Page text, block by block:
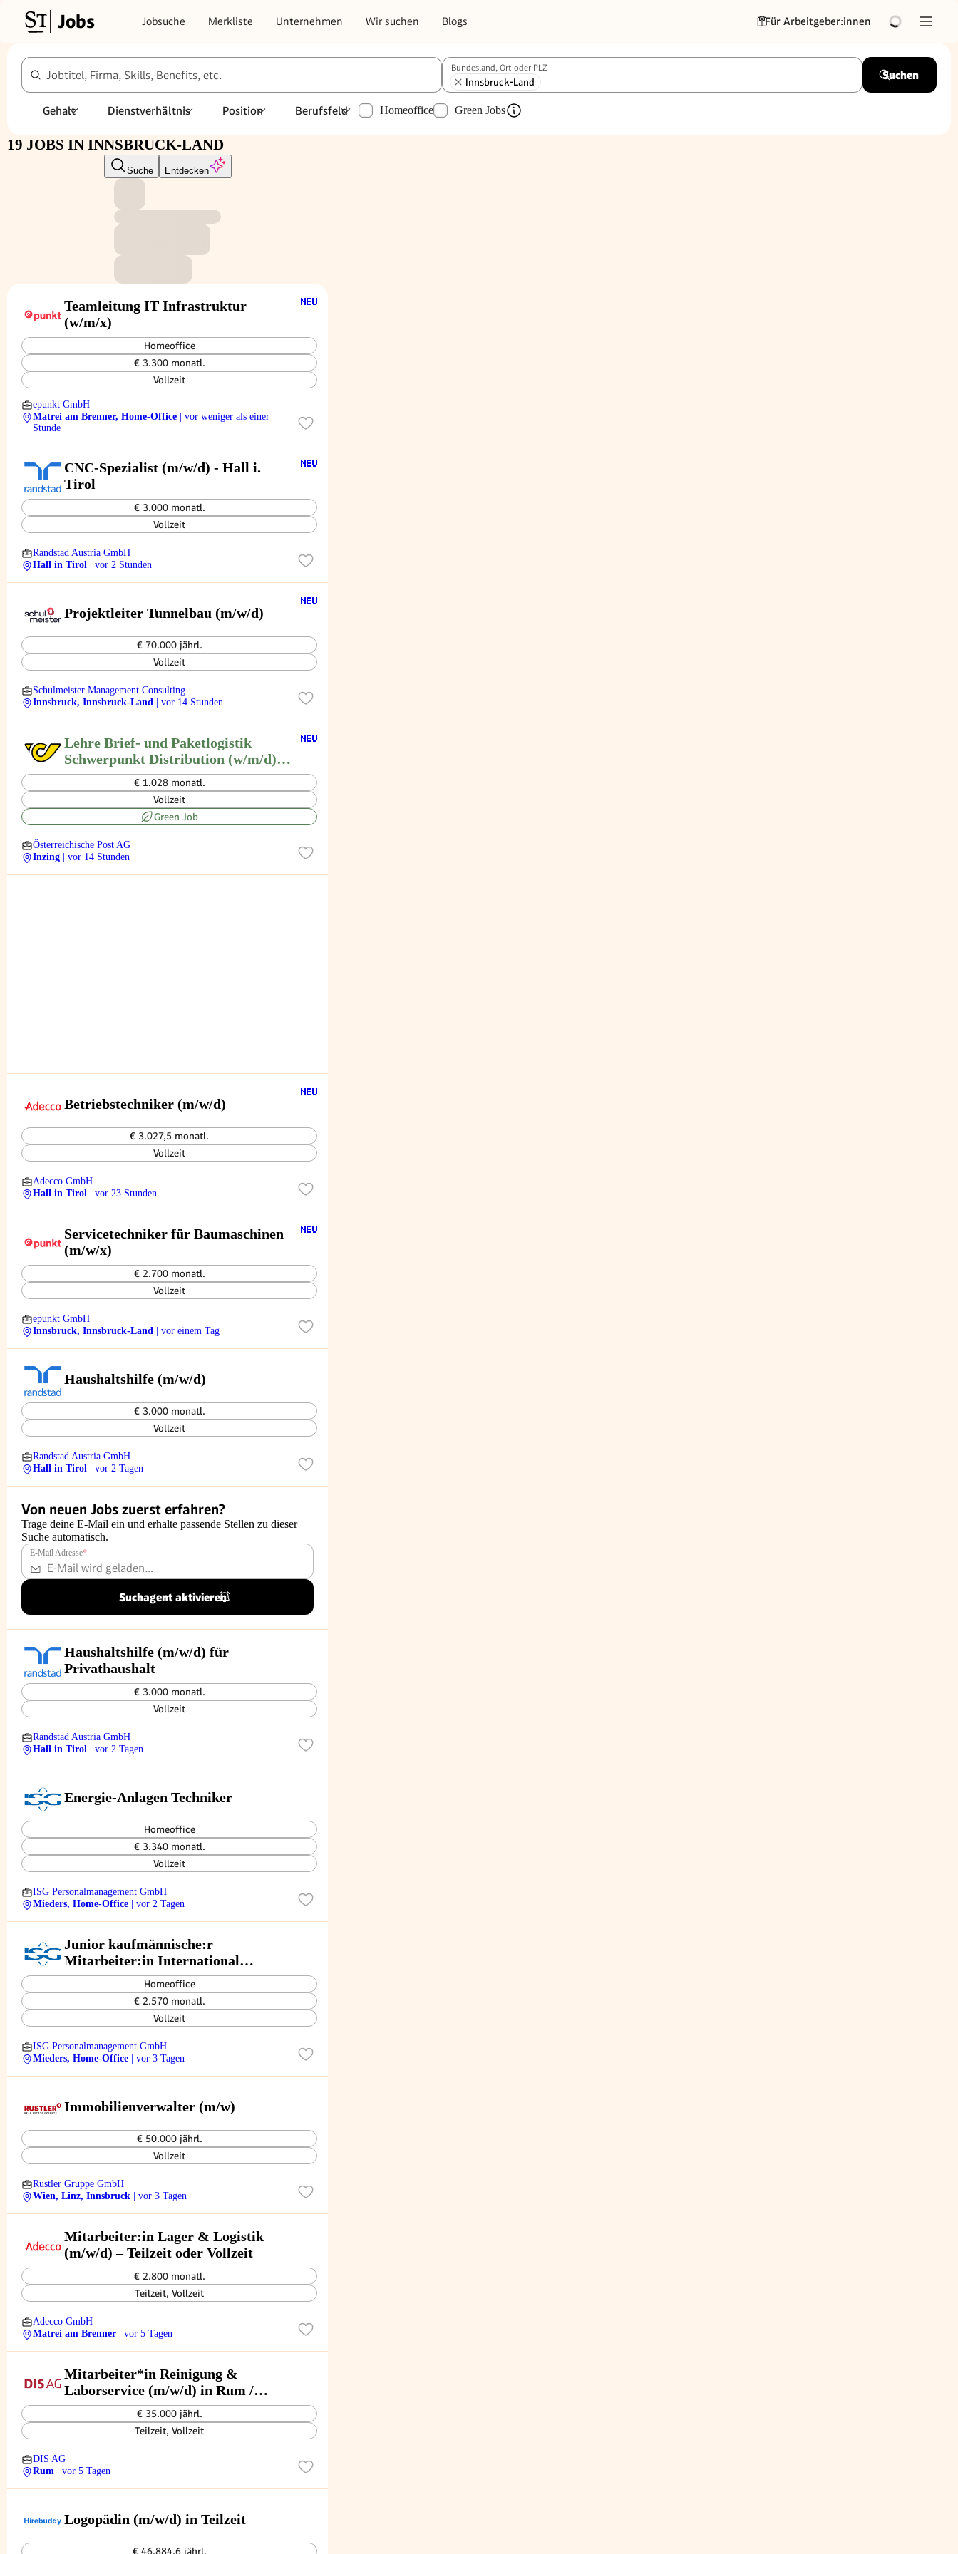
Jobs Jobsuche Merkliste Unternehmen Wir suchen Blogs Für Arbeitgeber:innen
Jobtitel, Firma, Skills, Benefits, etc.
Bundesland, Ort oder PLZ
Innsbruck-Land
Suchen
Gehalt Dienstverhältnis Position Berufsfeld Homeoffice Green Jobs
19 JOBS IN INNSBRUCK-LAND
Suche Entdecken
Teamleitung IT Infrastruktur
(w/m/x)
Homeoffice
€ 3.300 monatl.
Vollzeit
epunkt GmbH
Matrei am Brenner, Home-Office
| vor weniger als einer
Stunde
CNC-Spezialist (m/w/d) - Hall i.
Tirol
€ 3.000 monatl.
Vollzeit
Randstad Austria GmbH
Hall in Tirol
| vor 2 Stunden
Projektleiter Tunnelbau (m/w/d)
€ 70.000 jährl.
Vollzeit
Schulmeister Management Consulting
Innsbruck, Innsbruck-Land
| vor 14 Stunden
Lehre Brief- und Paketlogistik
Schwerpunkt Distribution (w/m/d)
6401 Inzing€ 1.028 monatl.
Vollzeit
Green Job
Österreichische Post AG
Inzing
| vor 14 Stunden
Betriebstechniker (m/w/d)
€ 3.027,5 monatl.
Vollzeit
Adecco GmbH
Hall in Tirol
| vor 23 Stunden
Servicetechniker für Baumaschinen
(m/w/x)
€ 2.700 monatl.
Vollzeit
epunkt GmbH
Innsbruck, Innsbruck-Land
| vor einem Tag
Haushaltshilfe (m/w/d)
€ 3.000 monatl.
Vollzeit
Randstad Austria GmbH
Hall in Tirol
| vor 2 Tagen
Von neuen Jobs zuerst erfahren?
Trage deine E-Mail ein und erhalte passende Stellen zu dieser
Suche automatisch.
E-Mail Adresse*
Suchagent aktivieren
Haushaltshilfe (m/w/d) für
Privathaushalt
€ 3.000 monatl.
Vollzeit
Randstad Austria GmbH
Hall in Tirol
| vor 2 Tagen
Energie-Anlagen Techniker
Homeoffice
€ 3.340 monatl.
Vollzeit
ISG Personalmanagement GmbH
Mieders, Home-Office
| vor 2 Tagen
Junior kaufmännische:r
Mitarbeiter:in International
Business
Homeoffice
€ 2.570 monatl.
Vollzeit
ISG Personalmanagement GmbH
Mieders, Home-Office
| vor 3 Tagen
Immobilienverwalter (m/w)
€ 50.000 jährl.
Vollzeit
Rustler Gruppe GmbH
Wien, Linz, Innsbruck
| vor 3 Tagen
Mitarbeiter:in Lager & Logistik
(m/w/d) – Teilzeit oder Vollzeit
€ 2.800 monatl.
Teilzeit, Vollzeit
Adecco GmbH
Matrei am Brenner
| vor 5 Tagen
Mitarbeiter*in Reinigung &
Laborservice (m/w/d) in Rum /
Innsbruck
€ 35.000 jährl.
Teilzeit, Vollzeit
DIS AG
Rum
| vor 5 Tagen
Logopädin (m/w/d) in Teilzeit
€ 46.884,6 jährl.